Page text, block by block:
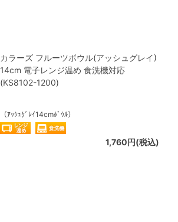
カラーズ フルーツボウル(アッシュグレイ)
14cm 電子レンジ温め 食洗機対応
(KS8102-1200)
（ｱｯｼｭｸﾞﾚｲ14cmﾎﾞｳﾙ）
1,760円(税込)